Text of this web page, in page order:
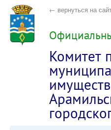
← вернуться на
округа
Комитет